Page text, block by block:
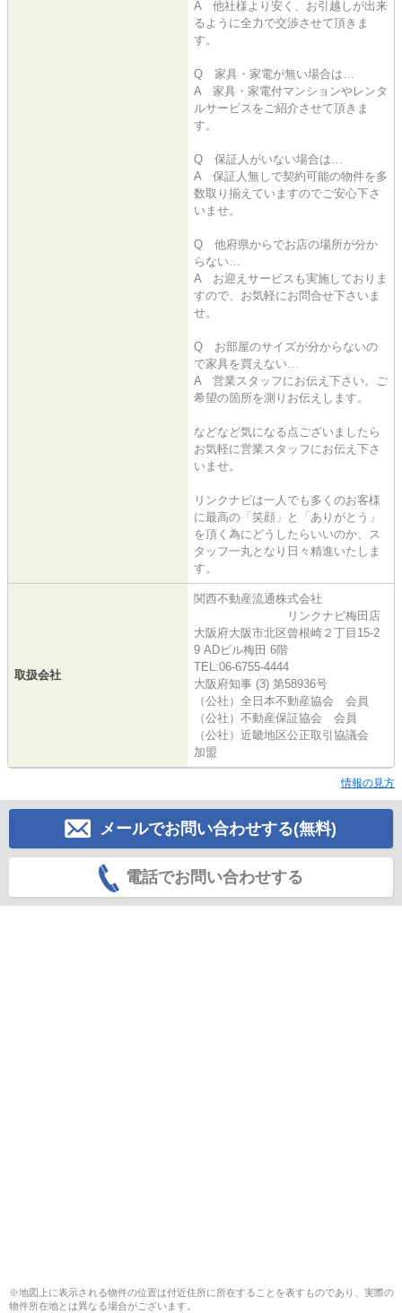
A 他社様より安く、お引越しが出来
るように全力で交渉させて頂きま
す。
Q 家具・家電が無い場合は…
A 家具・家電付マンションやレンタ
ルサービスをご紹介させて頂きま
す。
Q 保証人がいない場合は…
A 保証人無しで契約可能の物件を多
数取り揃えていますのでご安心下さ
いませ。
Q 他府県からでお店の場所が分か
らない…
A お迎えサービスも実施しておりま
すので、お気軽にお問合せ下さいま
せ。
Q お部屋のサイズが分からないの
で家具を買えない…
A 営業スタッフにお伝え下さい。ご
希望の箇所を測りお伝えします。
などなど気になる点ございましたら
お気軽に営業スタッフにお伝え下さ
いませ。
リンクナビは一人でも多くのお客様
に最高の「笑顔」と「ありがとう」
を頂く為にどうしたらいいのか、ス
タッフ一丸となり日々精進いたしま
す。
取扱会社
関西不動産流通株式会社
リンクナビ梅田店
大阪府大阪市北区曾根崎２丁目15-2
9 ADビル梅田 6階
TEL:06-6755-4444
大阪府知事 (3) 第58936号
（公社）全日本不動産協会 会員
（公社）不動産保証協会 会員
（公社）近畿地区公正取引協議会
加盟
情報の見方
メールでお問い合わせする(無料)
電話でお問い合わせする
※地図上に表示される物件の位置は付近住所に所在することを表すものであり、実際の
物件所在地とは異なる場合がございます。